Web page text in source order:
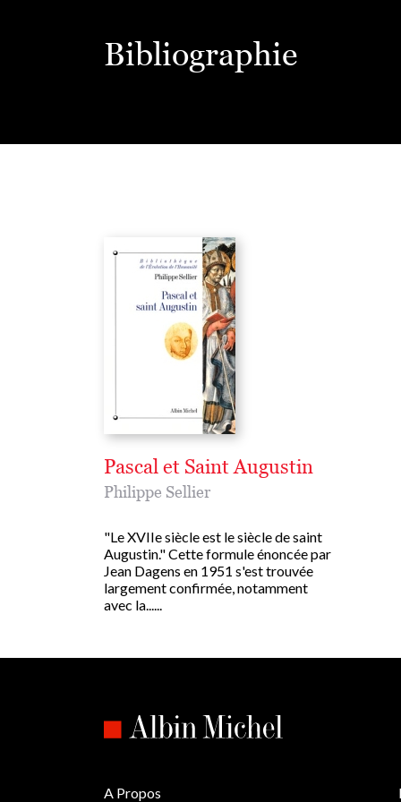
Bibliographie
Pascal et Saint Augustin
Philippe Sellier
"Le XVIIe siècle est le siècle de saint
Augustin." Cette formule énoncée par
Jean Dagens en 1951 s'est trouvée
largement confirmée, notamment
avec la......
A Propos